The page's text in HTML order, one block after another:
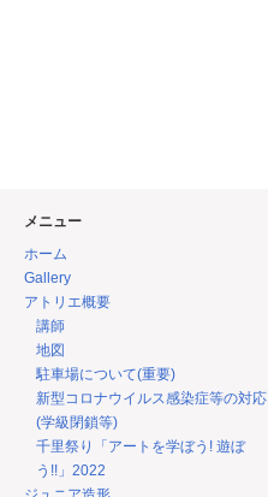
メニュー
ホーム
Gallery
アトリエ概要
講師
地図
駐車場について(重要)
新型コロナウイルス感染症等の対応
(学級閉鎖等)
千里祭り「アートを学ぼう! 遊ぼ
う!!」2022